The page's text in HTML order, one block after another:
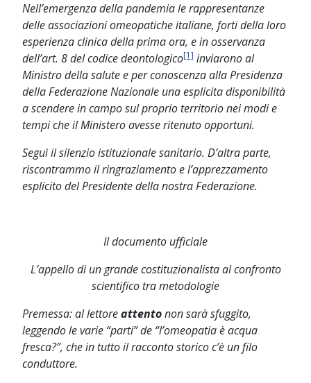
Nell’emergenza della pandemia le rappresentanze
delle associazioni omeopatiche italiane, forti della loro
esperienza clinica della prima ora, e in osservanza
dell’art. 8 del codice deontologico[1] inviarono al
Ministro della salute e per conoscenza alla Presidenza
della Federazione Nazionale una esplicita disponibilità
a scendere in campo sul proprio territorio nei modi e
tempi che il Ministero avesse ritenuto opportuni.
Seguì il silenzio istituzionale sanitario. D’altra parte,
riscontrammo il ringraziamento e l’apprezzamento
esplicito del Presidente della nostra Federazione.
Il documento ufficiale
L’appello di un grande costituzionalista al confronto
scientifico tra metodologie
Premessa:al lettoreattentonon sarà sfuggito,
leggendo le varie “parti” de “l’omeopatia è acqua
fresca?”, che in tutto il racconto storico c’è un filo
conduttore.